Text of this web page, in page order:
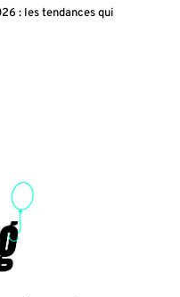
: les tendances qui